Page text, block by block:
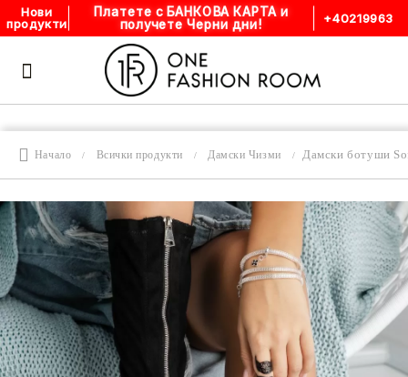
Нови
продукти
Платете с БАНКОВА КАРТА и
получете Черни дни!
+40219963
Начало Всички продукти Дамски Чизми Дамски ботуши